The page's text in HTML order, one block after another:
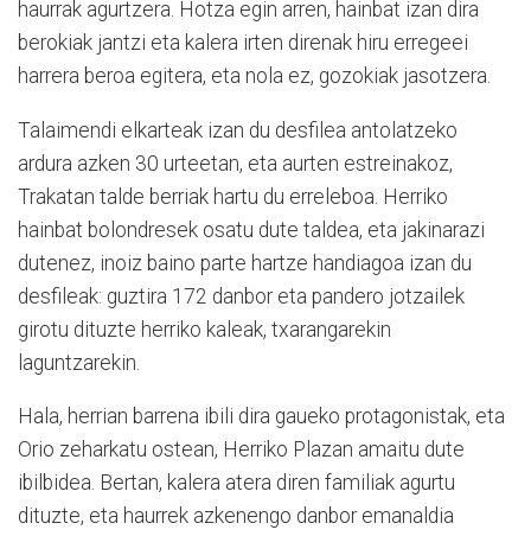
haurrak agurtzera. Hotza egin arren, hainbat izan dira
berokiak jantzi eta kalera irten direnak hiru erregeei
harrera beroa egitera, eta nola ez, gozokiak jasotzera.
Talaimendi elkarteak izan du desfilea antolatzeko
ardura azken 30 urteetan, eta aurten estreinakoz,
Trakatan talde berriak hartu du erreleboa. Herriko
hainbat bolondresek osatu dute taldea, eta jakinarazi
dutenez, inoiz baino parte hartze handiagoa izan du
desfileak: guztira 172 danbor eta pandero jotzailek
girotu dituzte herriko kaleak, txarangarekin
laguntzarekin.
Hala, herrian barrena ibili dira gaueko protagonistak, eta
Orio zeharkatu ostean, Herriko Plazan amaitu dute
ibilbidea. Bertan, kalera atera diren familiak agurtu
dituzte, eta haurrek azkenengo danbor emanaldia